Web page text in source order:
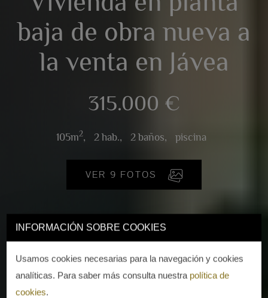
INFORMACIÓN SOBRE COOKIES
Usamos cookies necesarias para la navegación y cookies
analíticas. Para saber más consulta nuestra política de
cookies.
baja de obra nueva a
la venta en Jávea
315.000 €
105m2, 2 hab., 2 baños, piscina
VER 9 FOTOS